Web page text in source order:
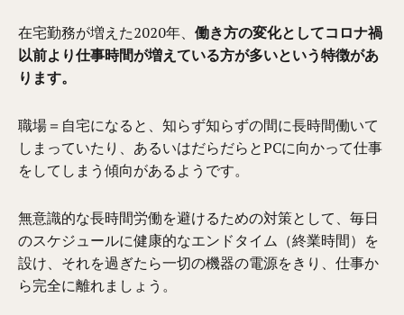
在宅勤務が増えた2020年、働き方の変化としてコロナ禍
以前より仕事時間が増えている方が多いという特徴があ
ります。
職場＝自宅になると、知らず知らずの間に長時間働いて
しまっていたり、あるいはだらだらとPCに向かって仕事
をしてしまう傾向があるようです。
無意識的な長時間労働を避けるための対策として、毎日
のスケジュールに健康的なエンドタイム（終業時間）を
設け、それを過ぎたら一切の機器の電源をきり、仕事か
ら完全に離れましょう。